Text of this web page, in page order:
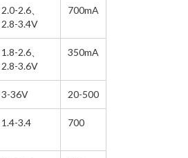
100-250mA
Max=100mA
Max=30mA
Max=5,000mA
2.0-2.6、
2.8-3.4V
700mA
1.8-2.6、
2.8-3.6V
350mA
3-36V 20-500
1.4-3.4 700